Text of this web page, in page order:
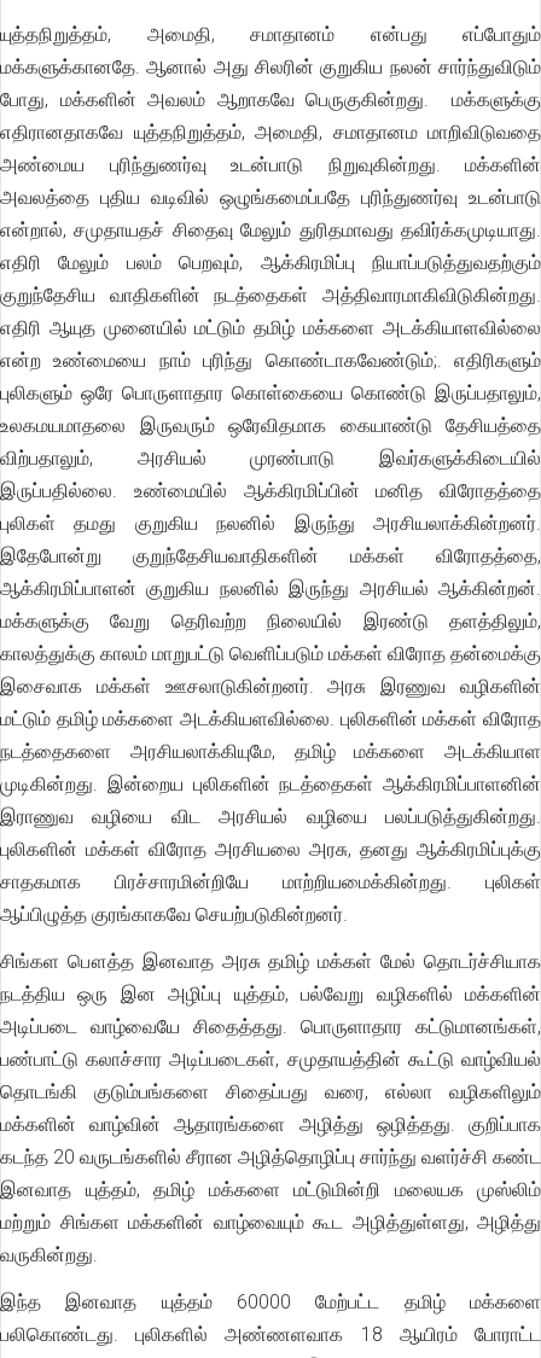
யுத்தநிறுத்தம், அமைதி, சமாதானம் என்பது எப்போதும்
மக்களுக்கானதே. ஆனால் அது சிலரின் குறுகிய நலன் சார்ந்துவிடும்
போது, மக்களின் அவலம் ஆறாகவே பெருகுகின்றது. மக்களுக்கு
எதிரானதாகவே யுத்தநிறுத்தம், அமைதி, சமாதானம மாறிவிடுவதை
அண்மைய புரிந்துணர்வு உடன்பாடு நிறுவுகின்றது. மக்களின்
அவலத்தை புதிய வடிவில் ஒழுங்கமைப்பதே புரிந்துணர்வு உடன்பாடு
என்றால், சமுதாயதச் சிதைவு மேலும் துரிதமாவது தவிர்க்கமுடியாது.
எதிரி மேலும் பலம் பெறவும், ஆக்கிரமிப்பு நியாப்படுத்துவதற்கும்
குறுந்தேசிய வாதிகளின் நடத்தைகள் அத்திவாரமாகிவிடுகின்றது.
எதிரி ஆயுத முனையில் மட்டும் தமிழ் மக்களை அடக்கியாளவில்லை
என்ற உண்மையை நாம் புரிந்து கொண்டாகவேண்டும்;. எதிரிகளும்
புலிகளும் ஒரே பொருளாதார கொள்கையை கொண்டு இருப்பதாலும்,
உலகமயமாதலை இருவரும் ஒரேவிதமாக கையாண்டு தேசியத்தை
விற்பதாலும், அரசியல் முரண்பாடு இவர்களுக்கிடையில்
இருப்பதில்லை. உண்மையில் ஆக்கிரமிப்பின் மனித விரோதத்தை
புலிகள் தமது குறுகிய நலனில் இருந்து அரசியலாக்கின்றனர்.
இதேபோன்று குறுந்தேசியவாதிகளின் மக்கள் விரோதத்தை,
ஆக்கிரமிப்பாளன் குறுகிய நலனில் இருந்து அரசியல் ஆக்கின்றன்.
மக்களுக்கு வேறு தெரிவற்ற நிலையில் இரண்டு தளத்திலும்,
காலத்துக்கு காலம் மாறுபட்டு வெளிப்படும் மக்கள் விரோத தன்மைக்கு
இசைவாக மக்கள் ஊசலாடுகின்றனர். அரசு இரணுவ வழிகளின்
மட்டும் தமிழ் மக்களை அடக்கியளவில்லை. புலிகளின் மக்கள் விரோத
நடத்தைகளை அரசியலாக்கியுமே, தமிழ் மக்களை அடக்கியாள
முடிகின்றது. இன்றைய புலிகளின் நடத்தைகள் ஆக்கிரமிப்பாளனின்
இராணுவ வழியை விட அரசியல் வழியை பலப்படுத்துகின்றது.
புலிகளின் மக்கள் விரோத அரசியலை அரசு, தனது ஆக்கிரமிப்புக்கு
சாதகமாக பிரச்சாரமின்றியே மாற்றியமைக்கின்றது. புலிகள்
ஆப்பிழுத்த குரங்காகவே செயற்படுகின்றனர்.
சிங்கள பௌத்த இனவாத அரசு தமிழ் மக்கள் மேல் தொடர்ச்சியாக
நடத்திய ஒரு இன அழிப்பு யுத்தம், பல்வேறு வழிகளில் மக்களின்
அடிப்படை வாழ்வையே சிதைத்தது. பொருளாதார கட்டுமானங்கள்,
பண்பாட்டு கலாச்சார அடிப்படைகள், சமுதாயத்தின் கூட்டு வாழ்வியல்
தொடங்கி குடும்பங்களை சிதைப்பது வரை, எல்லா வழிகளிலும்
மக்களின் வாழ்வின் ஆதாரங்களை அழித்து ஒழித்தது. குறிப்பாக
கடந்த 20 வருடங்களில் சீரான அழித்தொழிப்பு சார்ந்து வளர்ச்சி கண்ட
இனவாத யுத்தம், தமிழ் மக்களை மட்டுமின்றி மலையக முஸ்லிம்
மற்றும் சிங்கள மக்களின் வாழ்வையும் கூட அழித்துள்ளது, அழித்து
வருகின்றது.
இந்த இனவாத யுத்தம் 60000 மேற்பட்ட தமிழ் மக்களை
பலிகொண்டது. புலிகளில் அண்ணளவாக 18 ஆயிரம் போராட்ட